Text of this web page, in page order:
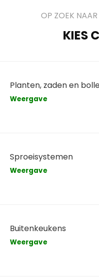
OP ZOEK
KIES
Planten, zaden en
Weergave
Sproeisystemen
Weergave
Buitenkeukens
Weergave